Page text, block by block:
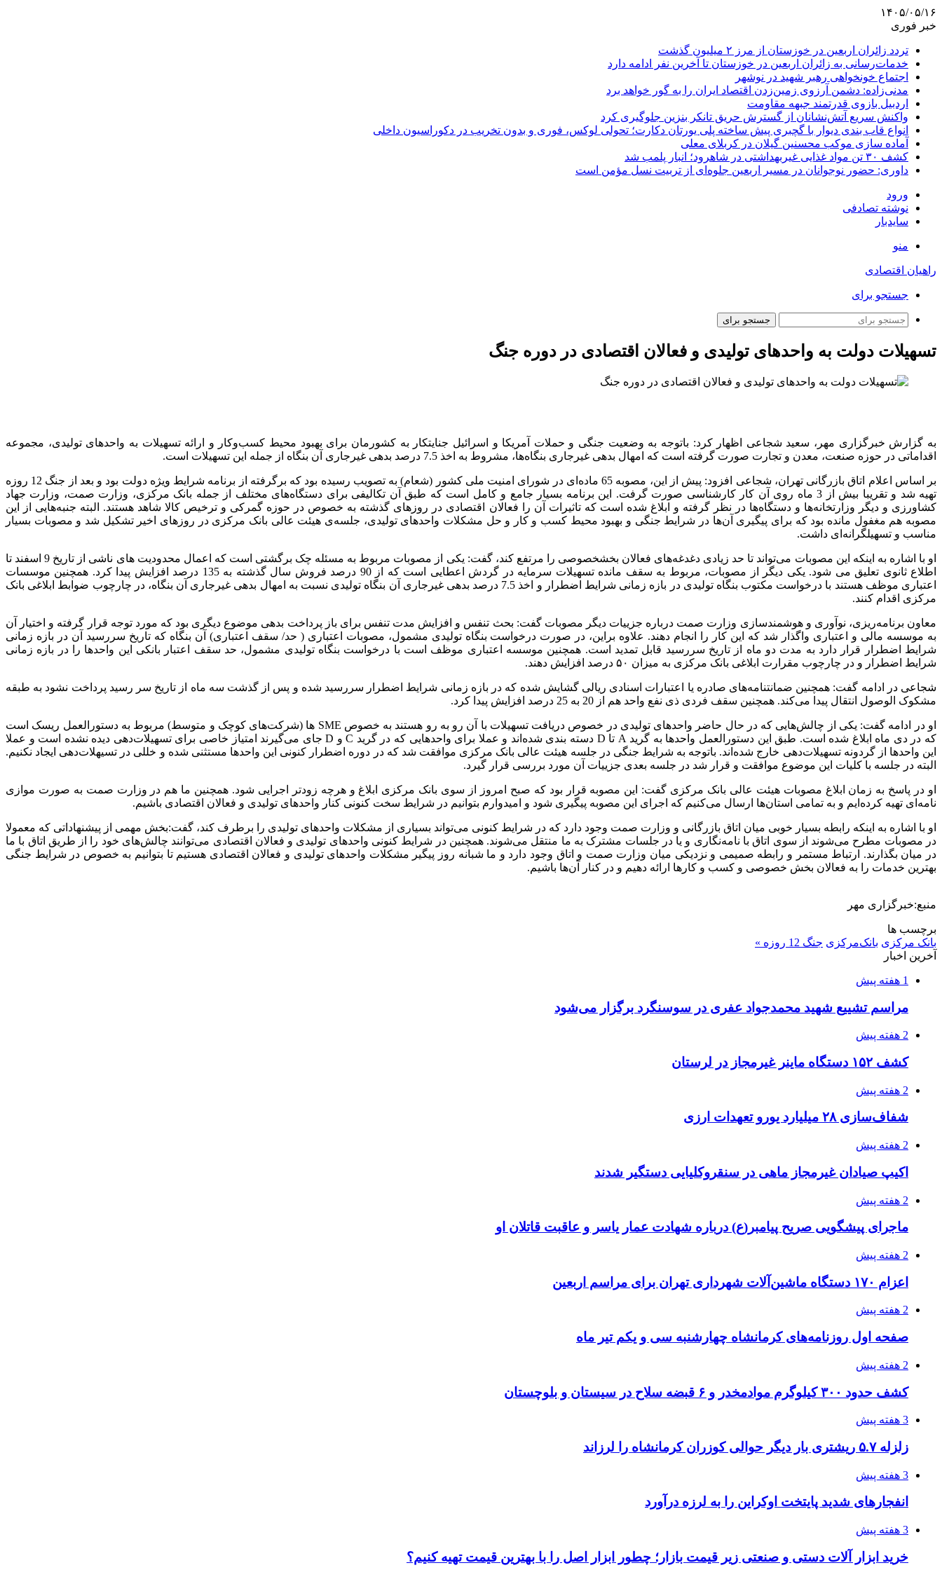
۱۴۰۵/۰۵/۱۶
خبر فوری
تردد زائران اربعین در خوزستان از مرز ۲ میلیون گذشت
خدمات‌رسانی به زائران اربعین در خوزستان تا آخرین نفر ادامه دارد
اجتماع خونخواهی رهبر شهید در نوشهر
مدنی‌زاده: دشمن آرزوی زمین‌زدن اقتصاد ایران را به گور خواهد برد
اردبیل بازوی قدرتمند جبهه مقاومت
واکنش سریع آتش‌نشانان از گسترش حریق تانکر بنزین جلوگیری کرد
انواع قاب بندی دیوار با گچبری پیش ساخته پلی یورتان دکارت؛ تحولی لوکس، فوری و بدون تخریب در دکوراسیون داخلی
آماده سازی موکب محسنین گیلان در کربلای معلی
کشف ۳۰ تن مواد غذایی غیربهداشتی در شاهرود؛ انبار پلمب شد
داوری: حضور نوجوانان در مسیر اربعین جلوه‌ای از تربیت نسل مؤمن است
ورود
نوشته تصادفی
سایدبار
منو
راهیان اقتصادی
جستجو برای
جستجو برای
تسهیلات دولت به واحدهای تولیدی و فعالان اقتصادی در دوره جنگ
به گزارش خبرگزاری مهر، سعید شجاعی اظهار کرد: باتوجه به وضعیت جنگی و حملات آمریکا و اسرائیل جنایتکار به کشورمان برای بهبود محیط کسب‌وکار و ارائه تسهیلات به واحدهای تولیدی، مجموعه
اقداماتی در حوزه صنعت، معدن و تجارت صورت گرفته است که امهال بدهی غیرجاری بنگاه‌ها، مشروط به اخذ 7.5 درصد بدهی غیرجاری آن بنگاه از جمله این تسهیلات است.
بر اساس اعلام اتاق بازرگانی تهران، شجاعی افزود: پیش از این، مصوبه 65 ماده‌ای در شورای امنیت ملی کشور (شعام) به تصویب رسیده بود که برگرفته از برنامه شرایط ویژه دولت بود و بعد از جنگ 12 روزه
تهیه شد و تقریبا بیش از 3 ماه روی آن کار کارشناسی صورت گرفت. این برنامه بسیار جامع و کامل است که طبق آن تکالیفی برای دستگاه‌های مختلف از جمله بانک مرکزی، وزارت صمت، وزارت جهاد
کشاورزی و دیگر وزارتخانه‌ها و دستگاه‌ها در نظر گرفته و ابلاغ شده است که تاثیرات آن را فعالان اقتصادی در روزهای گذشته به خصوص در حوزه گمرکی و ترخیص‌ کالا شاهد هستند. البته جنبه‌هایی از این
مصوبه هم مغفول مانده بود که برای پیگیری آن‌ها در شرایط جنگی و بهبود محیط کسب و کار و حل مشکلات واحدهای تولیدی، جلسه‌ی هیئت عالی بانک مرکزی در روزهای اخیر تشکیل شد و مصوبات بسیار
مناسب و تسهیلگرانه‌ای داشت.
او با اشاره به اینکه این مصوبات می‌تواند تا حد زیادی دغدغه‌های فعالان بخش‎خصوصی را مرتفع کند، گفت: یکی از مصوبات مربوط به مسئله چک برگشتی است که اعمال محدودیت های ناشی از تاریخ 9 اسفند تا
اطلاع ثانوی تعلیق می شود. یکی دیگر از مصوبات، مربوط به سقف مانده تسهیلات سرمایه در گردش اعطایی است که از 90 درصد فروش سال گذشته به 135 درصد افزایش پیدا کرد. همچنین موسسات
اعتباری موظف هستند با درخواست مکتوب بنگاه تولیدی در بازه زمانی شرایط اضطرار و اخذ 7.5 درصد بدهی غیرجاری آن بنگاه تولیدی نسبت به امهال بدهی غیرجاری آن بنگاه، در چارچوب ضوابط ابلاغی بانک
مرکزی اقدام کنند.
معاون برنامه‌ریزی، نوآوری و هوشمندسازی وزارت صمت درباره جزییات دیگر مصوبات گفت: بحث تنفس و افزایش مدت تنفس برای باز پرداخت بدهی موضوع دیگری بود که مورد توجه قرار گرفته و اختیار آن
به موسسه مالی و اعتباری واگذار شد که این کار را انجام دهند. علاوه براین، در صورت درخواست بنگاه تولیدی مشمول، مصوبات اعتباری ( حد/ سقف اعتباری) آن بنگاه که تاریخ سررسید آن در بازه زمانی
شرایط اضطرار قرار دارد به مدت دو ماه از تاریخ سررسید قابل تمدید است. همچنین موسسه اعتباری موظف است با درخواست بنگاه تولیدی مشمول، حد ‌سقف اعتبار بانکی این واحدها را در بازه زمانی
شرایط اضطرار و در چارچوب مقرارت ابلاغی بانک مرکزی به میزان ۵۰ درصد افزایش دهند.
شجاعی در ادامه گفت: همچنین ضمانتنامه‌های صادره یا اعتبارات اسنادی ریالی گشایش شده که در بازه زمانی شرایط اضطرار سررسید شده و پس از گذشت سه ماه از تاریخ سر رسید پرداخت نشود به طبقه
مشکوک الوصول انتقال پیدا می‌کند. همچنین سقف فردی ذی نفع واحد هم از 20 به 25 درصد افزایش پیدا کرد.
او در ادامه گفت: یکی از چالش‌هایی که در حال حاضر واحدهای تولیدی در خصوص دریافت تسهیلات با آن رو به رو هستند به خصوص SME ها (شرکت‌های کوچک و متوسط) مربوط به دستورالعمل ریسک است
که در دی ماه ابلاغ شده است. طبق این دستورالعمل واحدها به گرید A تا D دسته بندی شده‌اند و عملا برای واحدهایی که در گرید C و D جای می‌گیرند امتیاز خاصی برای تسهیلات‌دهی دیده نشده است و عملا
این‌ واحدها از گردونه تسهیلات‌دهی خارج شده‌اند. باتوجه به شرایط جنگی در جلسه هیئت عالی بانک مرکزی موافقت شد که در دوره اضطرار کنونی این واحدها مستثنی شده و خللی در تسیهلات‌دهی ایجاد نکنیم.
البته در جلسه با کلیات این موضوع موافقت و قرار شد در جلسه بعدی جزییات آن مورد بررسی قرار گیرد.
او در پاسخ به زمان ابلاغ مصوبات هیئت عالی بانک مرکزی گفت: این مصوبه قرار بود که صبح امروز از سوی بانک مرکزی ابلاغ و هرچه زودتر اجرایی شود. همچنین ما هم در وزارت صمت به صورت موازی
نامه‌ای تهیه کرده‌ایم و به تمامی استان‌ها ارسال می‌کنیم که اجرای این مصوبه پیگیری شود و امیدوارم بتوانیم در شرایط سخت کنونی کنار واحدهای تولیدی و فعالان اقتصادی باشیم.
او با اشاره به اینکه رابطه بسیار خوبی میان اتاق بازرگانی و وزارت صمت وجود دارد که در شرایط کنونی می‌تواند بسیاری از مشکلات واحدهای تولیدی را برطرف کند، گفت:بخش مهمی از پیشنهاداتی که معمولا
در مصوبات مطرح می‌شوند از سوی اتاق با نامه‌نگاری و یا در جلسات مشترک به ما منتقل می‌شوند. همچنین در شرایط کنونی واحدهای تولیدی و فعالان اقتصادی می‌توانند چالش‌های خود را از طریق اتاق با ما
در میان بگذارند. ارتباط مستمر و رابطه صمیمی و نزدیکی میان وزارت صمت و اتاق وجود دارد و ما شبانه روز پیگیر مشکلات واحدهای تولیدی و فعالان اقتصادی هستیم تا بتوانیم به خصوص در شرایط جنگی
بهترین خدمات را به فعالان بخش خصوصی و کسب و کارها ارائه دهیم و در کنار آن‌ها باشیم.
منبع:خبرگزاری مهر
برچسب ها
بانک مرکزی بانک‌مرکزی جنگ 12 روزه »
آخرین اخبار
1 هفته پیش
مراسم تشییع شهید محمدجواد عفری در سوسنگرد برگزار می‌شود
2 هفته پیش
کشف ۱۵۲ دستگاه ماینر غیرمجاز در لرستان
2 هفته پیش
شفاف‌سازی ۲۸ میلیارد یورو تعهدات ارزی
2 هفته پیش
اکیپ صیادان غیرمجاز ماهی در سنقروکلیایی دستگیر شدند
2 هفته پیش
ماجرای پیشگویی صریح پیامبر(ع) درباره شهادت عمار یاسر و عاقبت قاتلان او
2 هفته پیش
اعزام ۱۷۰ دستگاه ماشین‌آلات شهرداری تهران برای مراسم اربعین
2 هفته پیش
صفحه اول روزنامه‌های کرمانشاه چهارشنبه سی و یکم تیر ماه
2 هفته پیش
کشف حدود ۳۰۰ کیلوگرم موادمخدر و ۶ قبضه سلاح در سیستان و بلوچستان
3 هفته پیش
زلزله ۵.۷ ریشتری بار دیگر حوالی کوزران کرمانشاه را لرزاند
3 هفته پیش
انفجارهای شدید پایتخت اوکراین را به لرزه درآورد
3 هفته پیش
خرید ابزار آلات دستی و صنعتی زیر قیمت بازار؛ چطور ابزار اصل را با بهترین قیمت تهیه کنیم؟